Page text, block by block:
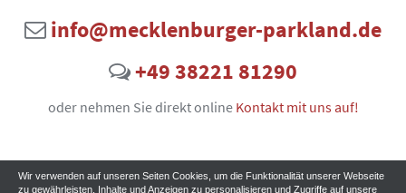
info@mecklenburger-parkland.de
+49 38221 81290
oder nehmen Sie direkt online Kontakt mit uns auf!
Wir verwenden auf unseren Seiten Cookies, um die Funktionalität unserer Webseite
zu gewährleisten, Inhalte und Anzeigen zu personalisieren und Zugriffe auf unsere